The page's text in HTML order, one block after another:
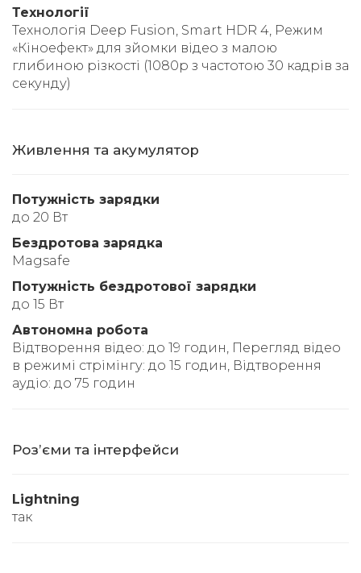
Технології
Технологія Deep Fusion, Smart HDR 4, Режим
«Кіноефект» для зйомки відео з малою
глибиною різкості (1080p з частотою 30 кадрів за
секунду)
Живлення та акумулятор
Потужність зарядки
до 20 Вт
Бездротова зарядка
Magsafe
Потужність бездротової зарядки
до 15 Вт
Автономна робота
Відтворення відео: до 19 годин, Перегляд відео
в режимі стрімінгу: до 15 годин, Відтворення
аудіо: до 75 годин
Розʼєми та інтерфейси
Lightning
так